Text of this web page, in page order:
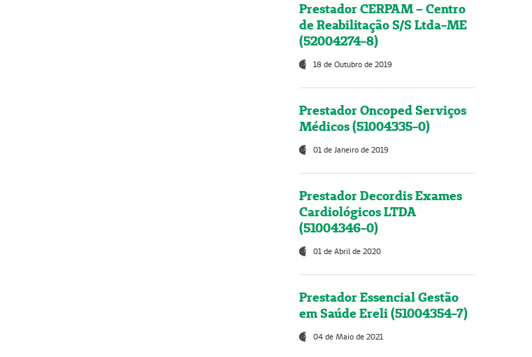
Prestador CERPAM – Centro
de Reabilitação S/S Ltda-ME
(52004274-8)
18 de Outubro de 2019
Prestador Oncoped Serviços
Médicos (51004335-0)
01 de Janeiro de 2019
Prestador Decordis Exames
Cardiológicos LTDA
(51004346-0)
01 de Abril de 2020
Prestador Essencial Gestão
em Saúde Ereli (51004354-7)
04 de Maio de 2021